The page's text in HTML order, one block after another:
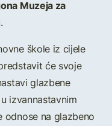
Muzeja za
škole iz cijele
će svoje
glazbene
izvannastavnim
odnose na glazbeno